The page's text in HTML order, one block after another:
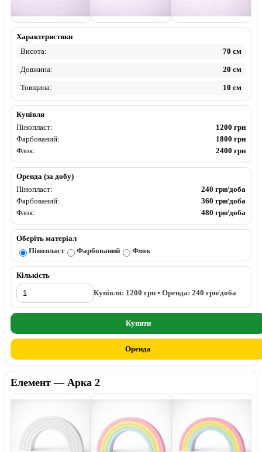
Пінопласт Фарбований Флок
Характеристики
Висота:
70 см
Довжина: 20 см
Товщина: 10 см
Купівля
Пінопласт:
1200 грн
Фарбований:
1800 грн
Флок:
2400 грн
Оренда (за добу)
Пінопласт:
240 грн/доба
Фарбований:
360 грн/доба
Флок:
480 грн/доба
Оберіть матеріал
Пінопласт
Фарбований Флок
Кількість
Купівля: 1200 грн • Оренда: 240 грн/доба
Купити
Оренда
Елемент — Арка 2